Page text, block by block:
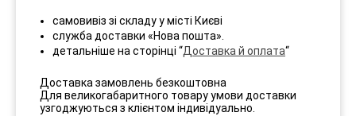
самовивіз зі складу у місті Києві
служба доставки «Нова пошта».
детальніше на сторінці “Доставка й оплата“
Доставка замовлень безкоштовна
Для великогабаритного товару умови доставки
узгоджуються з клієнтом індивідуально.